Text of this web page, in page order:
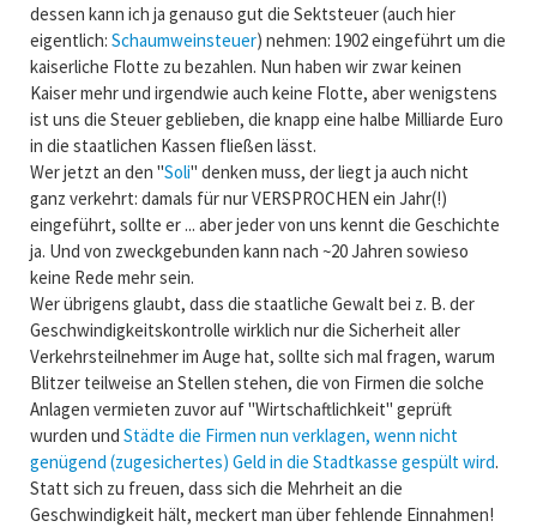
dessen kann ich ja genauso gut die Sektsteuer (auch hier
eigentlich: Schaumweinsteuer) nehmen: 1902 eingeführt um die
kaiserliche Flotte zu bezahlen. Nun haben wir zwar keinen
Kaiser mehr und irgendwie auch keine Flotte, aber wenigstens
ist uns die Steuer geblieben, die knapp eine halbe Milliarde Euro
in die staatlichen Kassen fließen lässt.
Wer jetzt an den "Soli" denken muss, der liegt ja auch nicht
ganz verkehrt: damals für nur VERSPROCHEN ein Jahr(!)
eingeführt, sollte er ... aber jeder von uns kennt die Geschichte
ja. Und von zweckgebunden kann nach ~20 Jahren sowieso
keine Rede mehr sein.
Wer übrigens glaubt, dass die staatliche Gewalt bei z. B. der
Geschwindigkeitskontrolle wirklich nur die Sicherheit aller
Verkehrsteilnehmer im Auge hat, sollte sich mal fragen, warum
Blitzer teilweise an Stellen stehen, die von Firmen die solche
Anlagen vermieten zuvor auf "Wirtschaftlichkeit" geprüft
wurden und Städte die Firmen nun verklagen, wenn nicht
genügend (zugesichertes) Geld in die Stadtkasse gespült wird.
Statt sich zu freuen, dass sich die Mehrheit an die
Geschwindigkeit hält, meckert man über fehlende Einnahmen!